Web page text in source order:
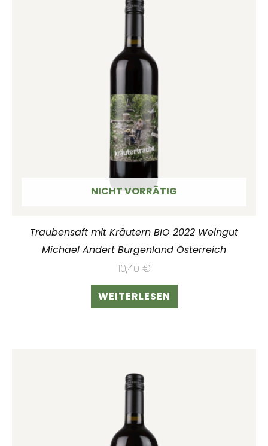
NICHT VORRÄTIG
Traubensaft mit Kräutern BIO 2022 Weingut
Michael Andert Burgenland Österreich
10,40 €
WEITERLESEN